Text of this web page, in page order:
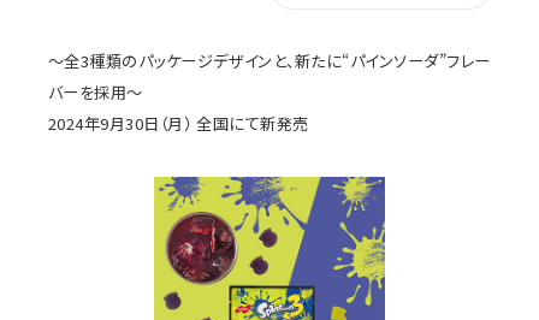
～全3種類のパッケージデザインと、新たに“パインソーダ”フレー
バーを採用～
2024年9月30日（月） 全国にて新発売